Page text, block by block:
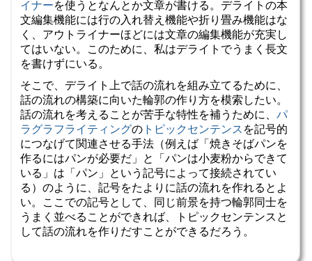
イナーを使うとなんとか文章が書ける。デライトの本
文編集機能には行の入れ替え機能や折り畳み機能はな
く、アウトライナーほどには文章の編集機能が充実し
てはいない。このために、私はデライトでうまく長文
を書けずにいる。
そこで、デライト上で話の流れを組み立てるために、
話の流れの構築に向いた輪郭の作り方を模索したい。
話の流れを考えることが苦手な特性を補うために、 パ
ラグラフライティングのトピックセンテンス を記号的
につなげて関連させる手法（例えば「焼きそばパンを
作るにはパンが必要だ」と「パンは小麦粉からできて
いる」は「パン」という記号によって接続されてい
る）のように、記号をたよりに話の流れを作れるとよ
い。ここでの記号として、同じ前景を持つ輪郭同士を
うまく並べることができれば、トピックセンテンスと
して話の流れを作りだすことができるだろう。